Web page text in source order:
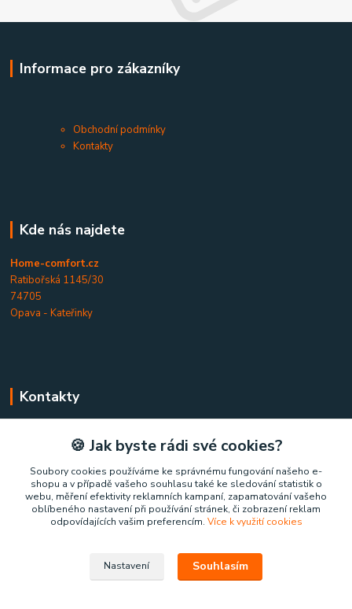
Informace pro zákazníky
Obchodní podmínky
Kontakty
Kde nás najdete
Home-comfort.cz
Ratibořská 1145/30
74705
Opava - Kateřinky
Kontakty
+420 777 852 326
(Po-Pá, 9-17 hod.)
home-comfort@home-comfort.cz
🍪 Jak byste rádi své cookies?
Soubory cookies používáme ke správnému fungování našeho e-
shopu a v případě vašeho souhlasu také ke sledování statistik o
webu, měření efektivity reklamních kampaní, zapamatování vašeho
oblíbeného nastavení při používání stránek, či zobrazení reklam
odpovídajících vašim preferencím. Více k využití cookies
Nastavení Souhlasím